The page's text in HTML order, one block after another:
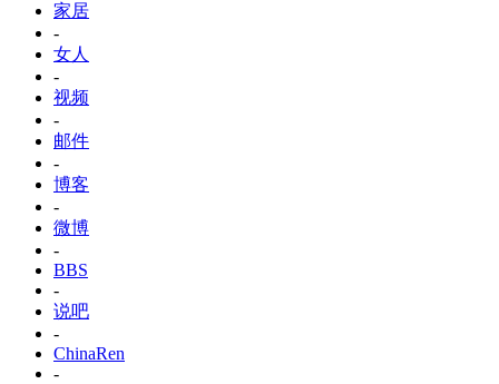
家居
-
女人
-
视频
-
邮件
-
博客
-
微博
-
BBS
-
说吧
-
ChinaRen
-